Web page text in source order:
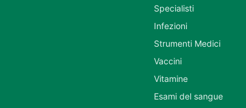
Specialisti
Infezioni
Strumenti Medici
Vaccini
Vitamine
Esami del sangue